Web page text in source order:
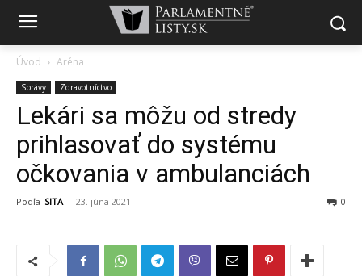
Úvod Aréna
Správy Zdravotníctvo
Lekári sa môžu od stredy
prihlasovať do systému
očkovania v ambulanciách
Podľa SITA - 23. júna 2021 0